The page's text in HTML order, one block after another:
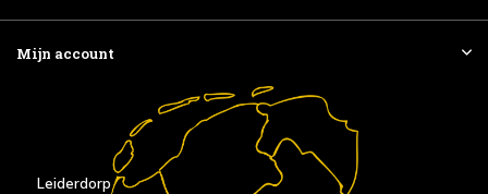
Mijn account
Leiderdorp